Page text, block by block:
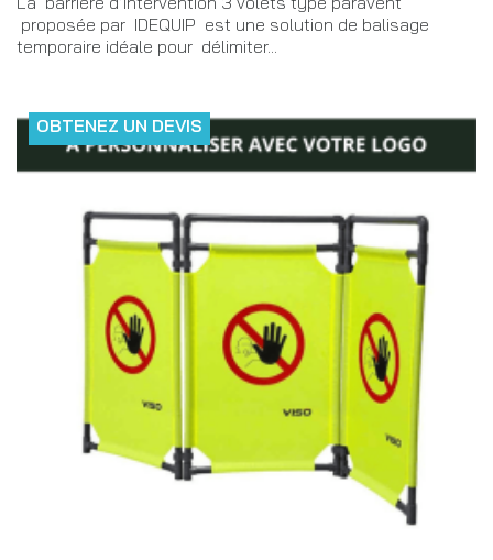
proposée par IDEQUIP est une solution de balisage
temporaire idéale pour délimiter...
OBTENEZ UN DEVIS